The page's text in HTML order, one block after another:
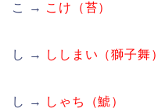
こ → こけ（苔）
し → ししまい（獅子舞）
し → しゃち（鯱）